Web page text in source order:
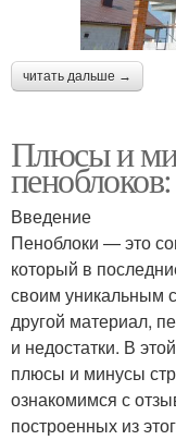
читать дальше →
Плюсы и
Введение
Пеноблоки — это
который в
своим уникальным
другой материал,
и недостатки. В
плюсы и минусы
ознакомимся с
построенных из